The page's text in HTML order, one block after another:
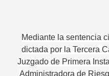
Mediante la sentencia
dictada por la Tercera
Juzgado de Primera
Administradora de